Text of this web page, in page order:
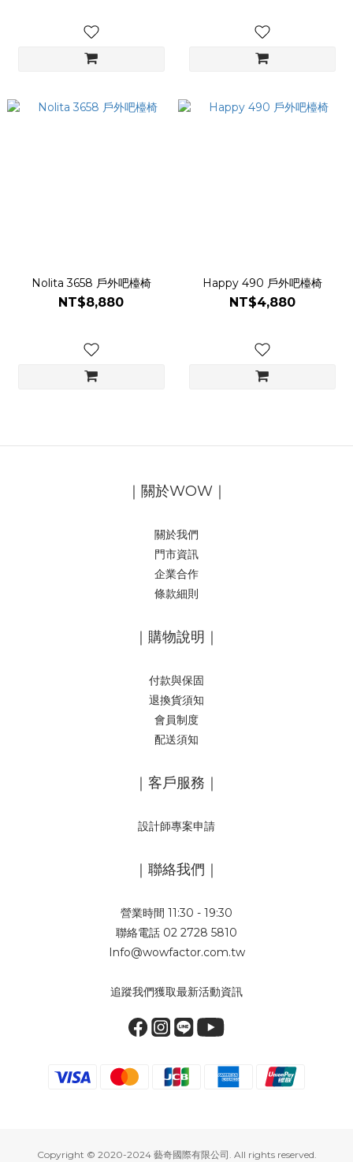
Nolita 3658 戶外吧檯椅
NT$8,880
Happy 490 戶外吧檯椅
NT$4,880
｜關於WOW｜
關於我們
門市資訊
企業合作
條款細則
｜購物說明｜
付款與保固
退換貨須知
會員制度
配送須知
｜客戶服務｜
設計師專案申請
｜聯絡我們｜
營業時間 11:30 - 19:30
聯絡電話 02 2728 5810
Info@wowfactor.com.tw
追蹤我們獲取最新活動資訊
Copyright © 2020-2024 藝奇國際有限公司. All rights reserved.